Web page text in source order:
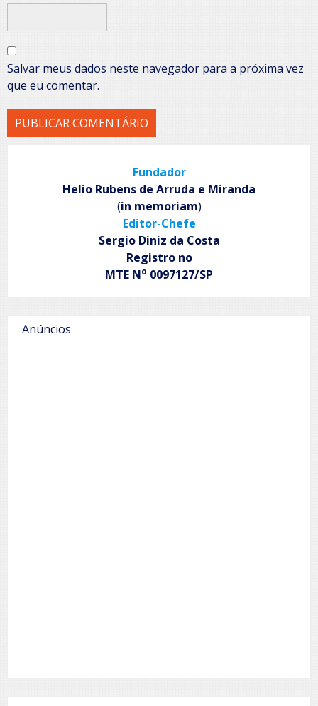
Salvar meus dados neste navegador para a próxima vez
que eu comentar.
Fundador
Helio Rubens de Arruda e Miranda
(in memoriam)
Editor-Chefe
Sergio Diniz da Costa
Registro no
MTE No 0097127/SP
Anúncios